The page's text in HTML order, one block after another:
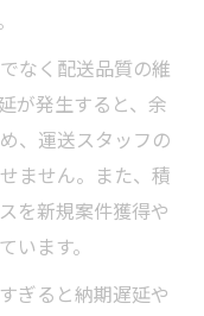
なく配送品質の維
が発生すると、余
、運送スタッフの
ません。また、積
を新規案件獲得や
います。
ぎると納期遅延や